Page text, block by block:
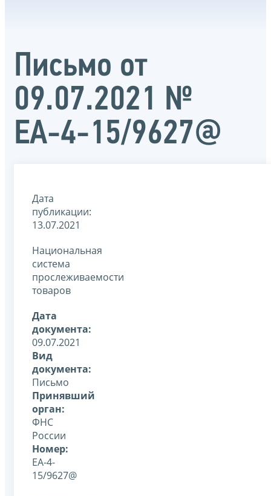
Письмо от
09.07.2021 №
ЕА-4-15/9627@
Дата
публикации:
13.07.2021
Национальная
система
прослеживаемости
товаров
Дата
документа:
09.07.2021
Вид
документа:
Письмо
Принявший
орган:
ФНС
России
Номер:
ЕА-4-
15/9627@